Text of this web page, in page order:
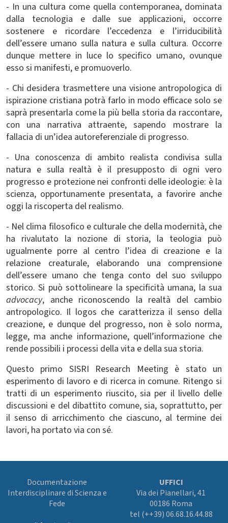
- In una cultura come quella contemporanea, dominata
dalla tecnologia e dalle sue applicazioni, occorre
sostenere e ricordare l’eccedenza e l’irriducibilità
dell’essere umano sulla natura e sulla cultura. Occorre
dunque mettere in luce lo specifico umano, ovunque
esso si manifesti, e promuoverlo.
- Chi desidera trasmettere una visione antropologica di
ispirazione cristiana potrà farlo in modo efficace solo se
saprà presentarla come la più bella storia da raccontare,
con una narrativa attraente, sapendo mostrare la
fallacia di un’idea autoreferenziale di progresso.
- Una conoscenza di ambito realista condivisa sulla
natura e sulla realtà è il presupposto di ogni vero
progresso e protezione nei confronti delle ideologie: è la
scienza, opportunamente presentata, a favorire anche
oggi la riscoperta del realismo.
- Nel clima filosofico e culturale che della modernità, che
ha rivalutato la nozione di storia, la teologia può
ugualmente porre al centro l’idea di creazione e la
relazione creaturale, elaborando una comprensione
dell’essere umano che tenga conto del suo sviluppo
storico. Si può sottolineare la specificità umana, la sua
advocacy, anche riconoscendo la realtà del cambio
antropologico. Il logos che caratterizza il senso della
creazione, e dunque del progresso, non è solo norma,
legge, ma anche informazione, quell’informazione che
rende possibili i processi della vita e della sua storia.
Questo primo SISRI Research Meeting è stato un
esperimento di lavoro e di ricerca in comune. Ritengo si
tratti di un esperimento riuscito, sia per il livello delle
discussioni e del dibattito comune, sia, soprattutto, per
il senso di arricchimento che ciascuno, al termine dei
lavori, ha portato via con sé.
Documentazione
Interdisciplinare di Scienza e
Fede
UFFICI
Via dei Pianellari, 41
00186 Roma
tel (++39) 06.68.16.44.88